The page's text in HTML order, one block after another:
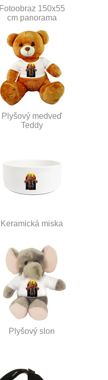
Fotoobraz 150x55
cm panorama
Plyšový medveď
Teddy
Keramická miska
Plyšový slon